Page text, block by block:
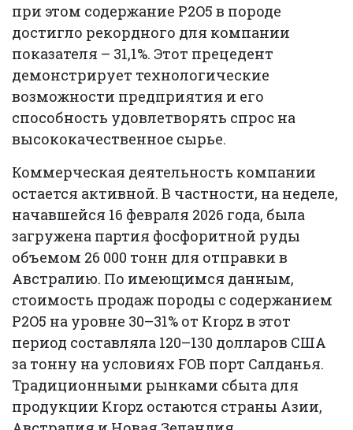
при этом содержание P2O5 в породе
достигло рекордного для компании
показателя – 31,1%. Этот прецедент
демонстрирует технологические
возможности предприятия и его
способность удовлетворять спрос на
высококачественное сырье.
Коммерческая деятельность компании
остается активной. В частности, на неделе,
начавшейся 16 февраля 2026 года, была
загружена партия фосфоритной руды
объемом 26 000 тонн для отправки в
Австралию. По имеющимся данным,
стоимость продаж породы с содержанием
P2O5 на уровне 30–31% от Kropz в этот
период составляла 120–130 долларов США
за тонну на условиях FOB порт Салданья.
Традиционными рынками сбыта для
продукции Kropz остаются страны Азии,